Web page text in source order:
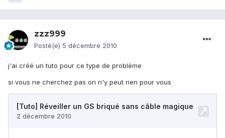
zzz999
Posté(e) 5 décembre 2010
j'ai créé un tuto pour ce type de problème
si vous ne cherchez pas on n'y peut rien pour vous